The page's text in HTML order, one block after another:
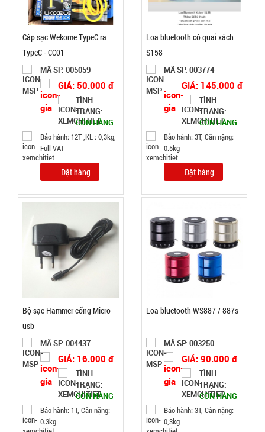
2.200 đ
TRẠNG:
CÒN HÀNG
hành:
Test
Dao cạo
lông mày
AiLin có
tặng đầu
GIÁ:
4.500 đ
TÌNH
TRẠNG:
CÒN HÀNG
Cáp sạc Wekome TypeC ra
TypeC - CC01
MÃ SP: 005059
GIÁ: 50.000 đ
TÌNH
TRẠNG:
CÒN HÀNG
Bảo hành: 12T ,KL : 0,3kg,
Full VAT
Đặt hàng
Loa bluetooth có quai xách
S158
MÃ SP: 003774
GIÁ: 145.000 đ
TÌNH
TRẠNG:
CÒN HÀNG
Bảo hành: 3T, Cân nặng:
0.5kg
Đặt hàng
Bộ sạc Hammer cổng Micro
usb
MÃ SP: 004437
GIÁ: 16.000 đ
TÌNH
TRẠNG:
CÒN HÀNG
Bảo hành: 1T, Cân nặng:
0.3kg
Loa bluetooth WS887 / 887s
MÃ SP: 003250
GIÁ: 90.000 đ
TÌNH
TRẠNG:
CÒN HÀNG
Bảo hành: 3T, Cân nặng:
0,3kg